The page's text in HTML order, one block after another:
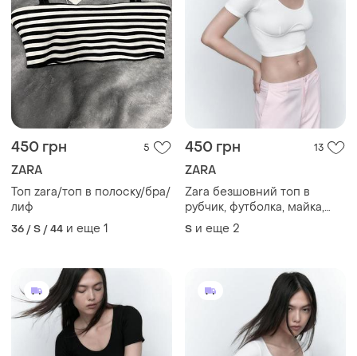
450 грн 5
ZARA
Топ zara/топ в полоску/бра/
лиф
36 / S / 44 и еще 1
450 грн 13
ZARA
Zara безшовний топ в
рубчик, футболка, майка,
спортивний ліф
S и еще 2